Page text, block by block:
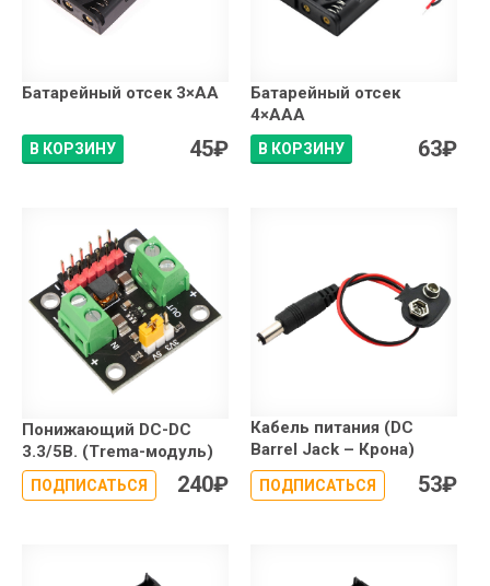
Батарейный отсек 3×АА
В КОРЗИНУ 45₽
Батарейный отсек
4×АAA
В КОРЗИНУ 63₽
Понижающий DC-DC
3.3/5В. (Trema-модуль)
ПОДПИСАТЬСЯ 240₽
Кабель питания (DC
Barrel Jack – Крона)
ПОДПИСАТЬСЯ 53₽